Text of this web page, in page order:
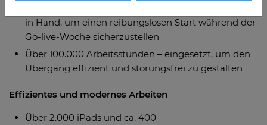
in Hand, um einen reibungslosen Start während der
Go-live-Woche sicherzustellen
Über 100.000 Arbeitsstunden – eingesetzt, um den
Übergang effizient und störungsfrei zu gestalten
Effizientes und modernes Arbeiten
Über 2.000 iPads und ca. 400